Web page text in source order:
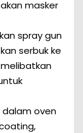
masker
spray gun
serbuk ke
dalam oven